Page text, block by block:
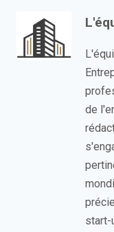
de
start-